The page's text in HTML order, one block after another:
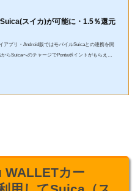
スイカ)が可能に・1.5％還元
アプリ・Android版ではモバイルSuicaとの連携を開
らSuicaへのチャージでPontaポイントがもらえる
WALLETカー